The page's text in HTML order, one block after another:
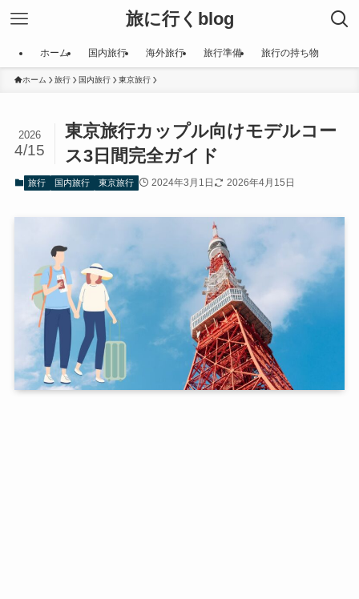
旅に行くblog
ホーム 国内旅行 海外旅行 旅行準備 旅行の持ち物
ホーム 旅行 国内旅行 東京旅行
東京旅行カップル向けモデルコー
ス3日間完全ガイド
2026
4/15
旅行 国内旅行 東京旅行 2024年3月1日 2026年4月15日